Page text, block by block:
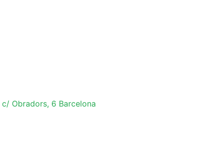
c/ Obradors, 6 Barcelona